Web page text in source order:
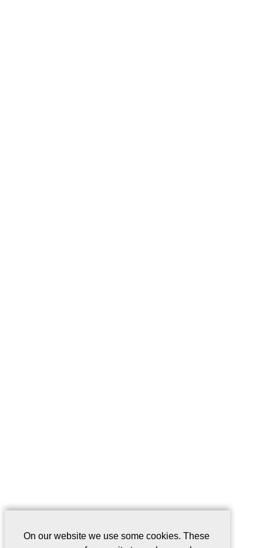
On our website we use some cookies. These